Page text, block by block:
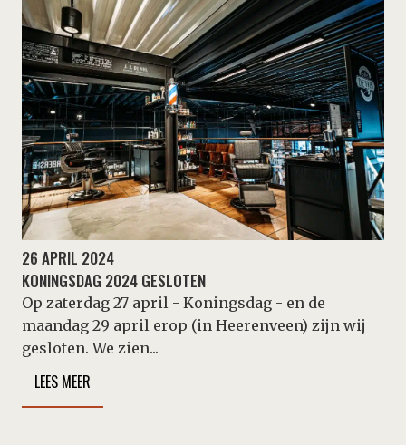
26 APRIL 2024
KONINGSDAG 2024 GESLOTEN
Op zaterdag 27 april - Koningsdag - en de
maandag 29 april erop (in Heerenveen) zijn wij
gesloten. We zien...
LEES MEER